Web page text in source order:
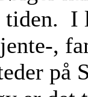
tiden. I
,
på